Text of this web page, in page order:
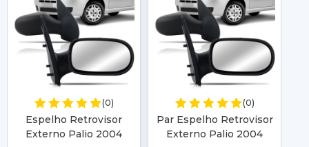
(0)
Espelho Retrovisor
Externo Palio 2004
(0)
Par Espelho Retrovisor
Externo Palio 2004